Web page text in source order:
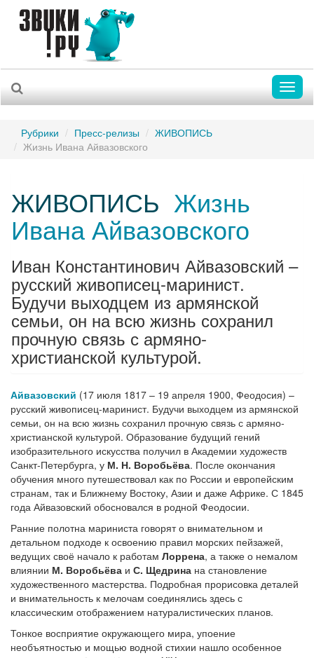
Рубрики Пресс-релизы
ЖИВОПИСЬ
Жизнь Ивана Айвазовского
ЖИВОПИСЬ Жизнь
Ивана Айвазовского
Иван Константинович Айвазовский –
русский живописец-маринист.
Будучи выходцем из армянской
семьи, он на всю жизнь сохранил
прочную связь с армяно-
христианской культурой.
Айвазовский (17 июля 1817 – 19 апреля 1900, Феодосия) –
русский живописец-маринист. Будучи выходцем из армянской
семьи, он на всю жизнь сохранил прочную связь с армяно-
христианской культурой. Образование будущий гений
изобразительного искусства получил в Академии художеств
Санкт-Петербурга, у М. Н. Воробьёва. После окончания
обучения много путешествовал как по России и европейским
странам, так и Ближнему Востоку, Азии и даже Африке. С 1845
года Айвазовский обосновался в родной Феодосии.
Ранние полотна мариниста говорят о внимательном и
детальном подходе к освоению правил морских пейзажей,
ведущих своё начало к работам Лоррена, а также о немалом
влиянии М. Воробьёва и С. Щедрина на становление
художественного мастерства. Подробная прорисовка деталей
и внимательность к мелочам соединялись здесь с
классическим отображением натуралистических планов.
Тонкое восприятие окружающего мира, упоение
необъятностью и мощью водной стихии нашло особенное